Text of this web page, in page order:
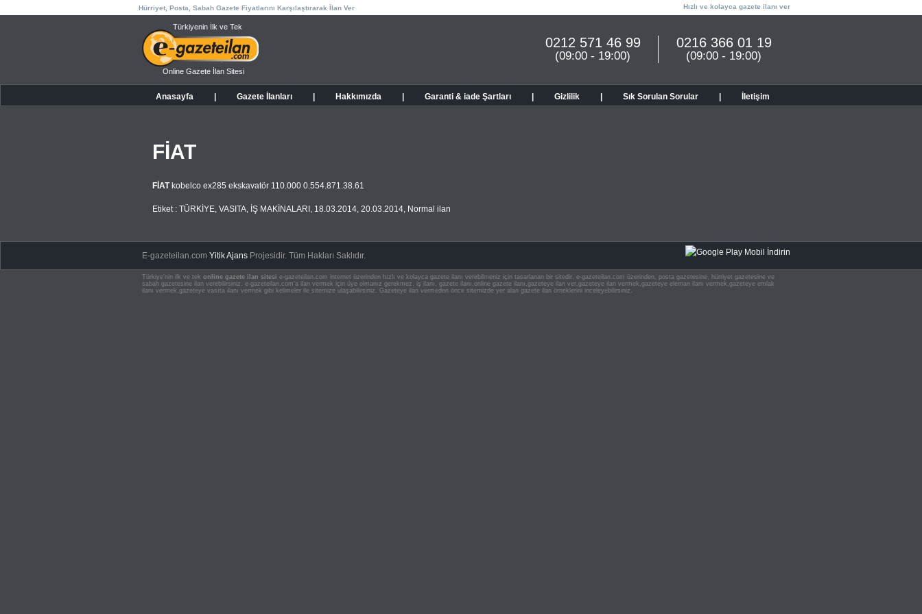
Hürriyet, Posta, Sabah Gazete Fiyatlarını Karşılaştırarak İlan Ver Hızlı ve kolayca gazete ilanı ver
Türkiyenin İlk ve Tek
Online Gazete İlan Sitesi
0216 366 01 19
(09:00 - 19:00)
0212 571 46 99
(09:00 - 19:00)
Anasayfa Gazete İlanları Hakkımızda Garanti & iade Şartları Gizlilik Sık Sorulan Sorular İletişim
FİAT
FİATkobelco ex285 ekskavatör 110.000 0.554.871.38.61
Etiket : TÜRKİYE, VASITA, İŞ MAKİNALARI , 18.03.2014, 20.03.2014, Normal ilan
E-gazeteilan.comYitik Ajans Projesidir.Tüm Hakları Saklıdır.
Türkiye'nin ilk ve tek online gazete ilan sitesi e-gazeteilan.com internet üzerinden hızlı ve kolayca gazete ilanı verebilmeniz için tasarlanan bir sitedir. e-gazeteilan.com üzerinden, posta gazetesine, hürriyet gazetesine ve
sabah gazetesine ilan verebilirsiniz. e-gazeteilan.com'a ilan vermek için üye olmanız gerekmez. iş ilanı, gazete ilanı,online gazete ilanı,gazeteye ilan ver,gazeteye ilan vermek,gazeteye eleman ilanı vermek,gazeteye emlak
ilanı vermek,gazeteye vasıta ilanı vermek gibi kelimeler ile sitemize ulaşabilirsiniz. Gazeteye ilan vermeden önce sitemizde yer alan gazete ilan örneklerini inceleyebilirsiniz.